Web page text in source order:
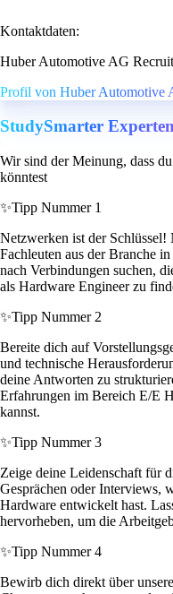
Kontaktdaten:
Huber Automotive AG
Profil von Huber Automotive
StudySmarter
Wir sind der Meinung, dass
könntest
✨Tipp Nummer 1
Netzwerken ist der
Fachleuten aus der Branche
nach Verbindungen suchen,
als Hardware Engineer zu
✨Tipp Nummer 2
Bereite dich auf
und technische
deine Antworten zu
Erfahrungen im Bereich E/E
kannst.
✨Tipp Nummer 3
Zeige deine Leidenschaft für
Gesprächen oder Interviews,
Hardware entwickelt hast.
hervorheben, um die
✨Tipp Nummer 4
Bewirb dich direkt über